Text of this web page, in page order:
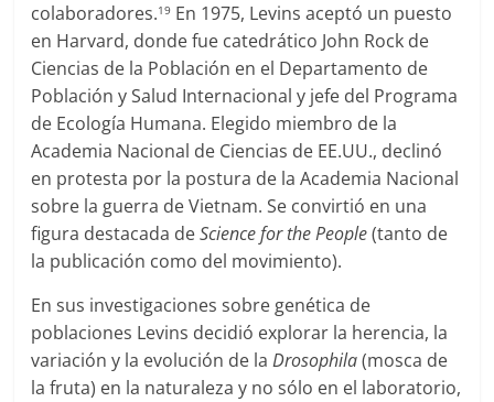
colaboradores.19 En 1975, Levins aceptó un puesto
en Harvard, donde fue catedrático John Rock de
Ciencias de la Población en el Departamento de
Población y Salud Internacional y jefe del Programa
de Ecología Humana. Elegido miembro de la
Academia Nacional de Ciencias de EE.UU., declinó
en protesta por la postura de la Academia Nacional
sobre la guerra de Vietnam. Se convirtió en una
figura destacada deScience for the People(tanto de
la publicación como del movimiento).
En sus investigaciones sobre genética de
poblaciones Levins decidió explorar la herencia, la
variación y la evolución de la Drosophila(mosca de
la fruta) en la naturaleza y no sólo en el laboratorio,